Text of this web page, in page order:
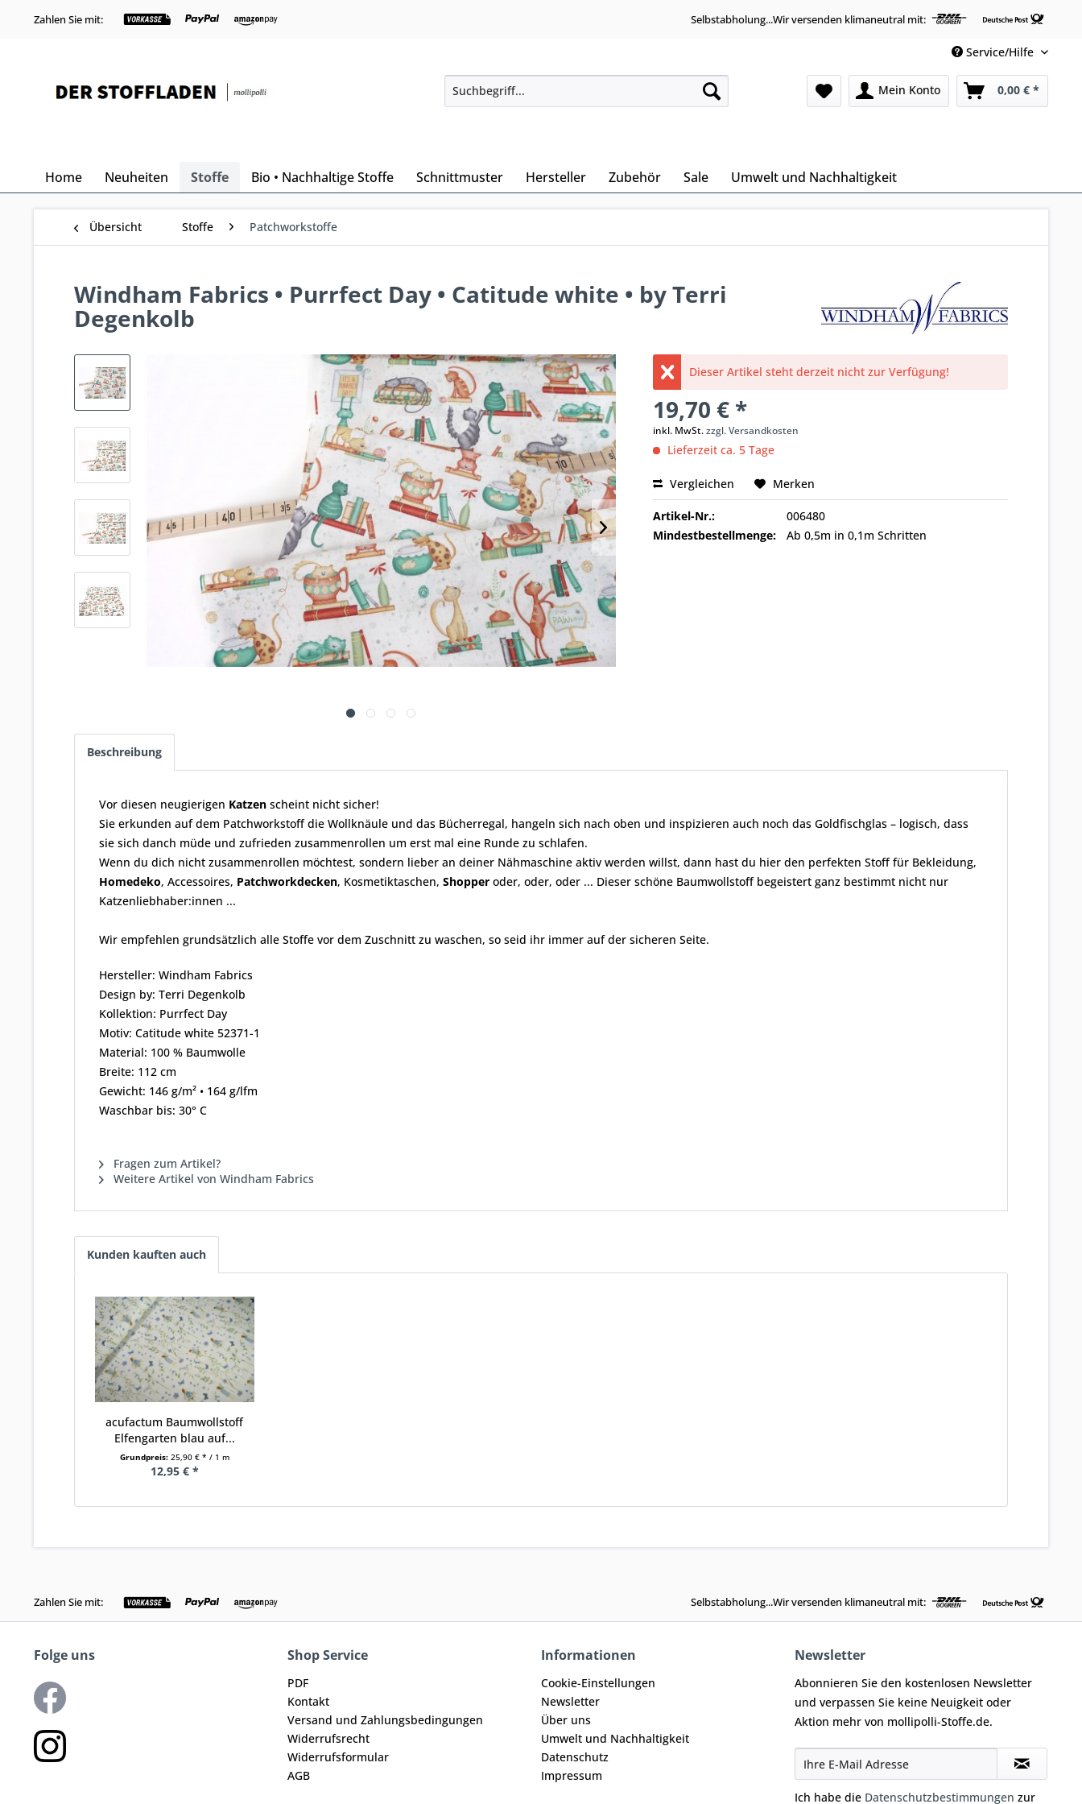
Zahlen Sie mit: Selbstabholung...Wir versenden klimaneutral mit:
Service/Hilfe
Mein Konto 0,00 € *
Home Neuheiten Stoffe Bio • Nachhaltige Stoffe Schnittmuster Hersteller Zubehör Sale Umwelt und Nachhaltigkeit
Übersicht Stoffe Patchworkstoffe
Windham Fabrics • Purrfect Day • Catitude white • by Terri
Degenkolb
Dieser Artikel steht derzeit nicht zur Verfügung!
19,70 € *
inkl. MwSt.zzgl. Versandkosten
Lieferzeit ca. 5 Tage
Vergleichen Merken
Artikel-Nr.:
006480
Mindestbestellmenge:
Ab 0,5m in 0,1m Schritten
Beschreibung
Vor diesen neugierigen Katzen scheint nicht sicher!
Sie erkunden auf dem Patchworkstoff die Wollknäule und das Bücherregal, hangeln sich nach oben und inspizieren auch noch das Goldfischglas – logisch, dass
sie sich danch müde und zufrieden zusammenrollen um erst mal eine Runde zu schlafen.
Wenn du dich nicht zusammenrollen möchtest, sondern lieber an deiner Nähmaschine aktiv werden willst, dann hast du hier den perfekten Stoff für Bekleidung,
Homedeko, Accessoires, Patchworkdecken, Kosmetiktaschen, Shopper oder, oder, oder ... Dieser schöne Baumwollstoff begeistert ganz bestimmt nicht nur
Katzenliebhaber:innen ...
Wir empfehlen grundsätzlich alle Stoffe vor dem Zuschnitt zu waschen, so seid ihr immer auf der sicheren Seite.
Hersteller: Windham Fabrics
Design by: Terri Degenkolb
Kollektion: Purrfect Day
Motiv: Catitude white 52371-1
Material: 100 % Baumwolle
Breite: 112 cm
Gewicht: 146 g/m² • 164 g/lfm
Waschbar bis: 30° C
Fragen zum Artikel?
Weitere Artikel von Windham Fabrics
Kunden kauften auch
acufactum Baumwollstoff
Elfengarten blau auf...
Grundpreis: 25,90 € * / 1 m
12,95 € *
Zahlen Sie mit: Selbstabholung...Wir versenden klimaneutral mit:
Folge uns Shop Service
PDF
Kontakt
Versand und Zahlungsbedingungen
Widerrufsrecht
Widerrufsformular
AGB
Informationen
Cookie-Einstellungen
Newsletter
Über uns
Umwelt und Nachhaltigkeit
Datenschutz
Impressum
Newsletter
Abonnieren Sie den kostenlosen Newsletter
und verpassen Sie keine Neuigkeit oder
Aktion mehr von mollipolli-Stoffe.de.
Ich habe die Datenschutzbestimmungen zur